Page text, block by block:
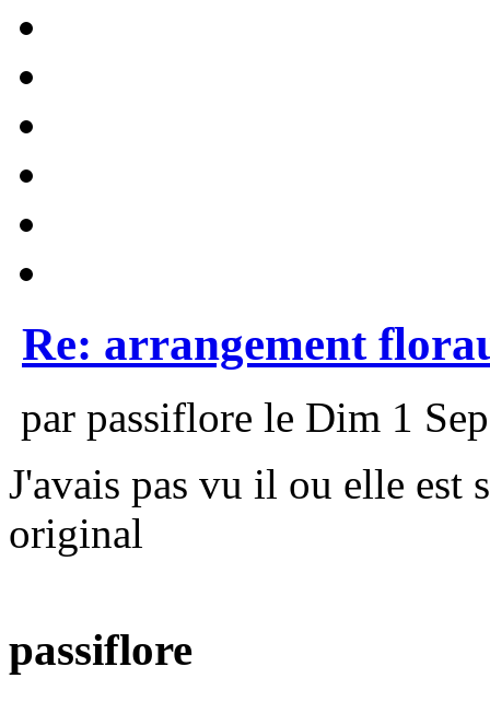
Re: arrangement
par passiflore le Dim 1
J'avais pas vu il ou elle est
original
passiflore